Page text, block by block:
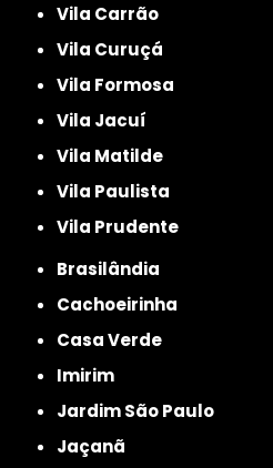
Vila Carrão
Vila Curuçá
Vila Formosa
Vila Jacuí
Vila Matilde
Vila Paulista
Vila Prudente
Brasilândia
Cachoeirinha
Casa Verde
Imirim
Jardim São Paulo
Jaçanã